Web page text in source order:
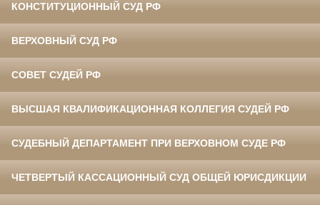
КОНСТИТУЦИОННЫЙ СУД РФ
ВЕРХОВНЫЙ СУД РФ
СОВЕТ СУДЕЙ РФ
ВЫСШАЯ КВАЛИФИКАЦИОННАЯ КОЛЛЕГИЯ СУДЕЙ РФ
СУДЕБНЫЙ ДЕПАРТАМЕНТ ПРИ ВЕРХОВНОМ СУДЕ РФ
ЧЕТВЕРТЫЙ КАССАЦИОННЫЙ СУД ОБЩЕЙ ЮРИСДИКЦИИ